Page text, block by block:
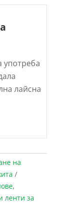
лайсна
на
,
ленти за